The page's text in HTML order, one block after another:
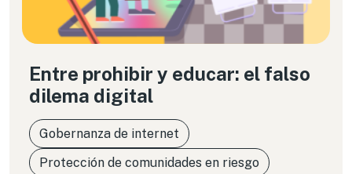
Entre prohibir y educar: el falso
dilema digital
Gobernanza de internet
Protección de comunidades en riesgo